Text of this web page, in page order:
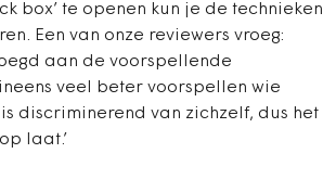
box’ te openen kun je de technieken
Een van onze reviewers vroeg:
aan de voorspellende
veel beter voorspellen wie
discriminerend van zichzelf, dus het
laat.’